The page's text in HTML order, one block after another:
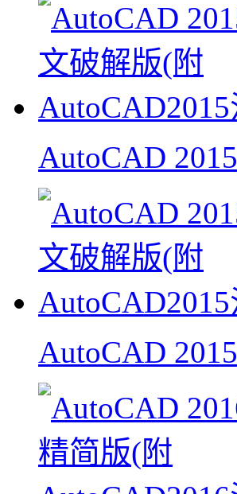
AutoCAD 2015
AutoCAD 2015